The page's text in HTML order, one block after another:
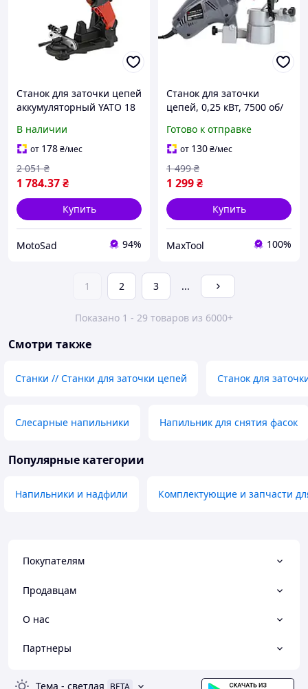
Станок для заточки цепей
аккумуляторный YATO 18
В наличии
от 178₴/мес
1 784.37₴
2 051 ₴
Купить
MotoSad 94%
Станок для заточки
цепей, 0,25 кВт, 7500 об/
INTERTOOL DT-0850
Готово к отправке
от 130₴/мес
1 299₴
1 499 ₴
Купить
MaxTool 100%
1 2 3 ...
Показано 1 - 29 товаров из 6000+
Смотри также
Станки // Станки для заточки цепей Станок для
Слесарные напильники Напильник для снятия фасок
Популярные категории
Напильники и надфили Комплектующие и запчасти
Покупателям
Продавцам
О нас
Партнеры
Тема - светлая